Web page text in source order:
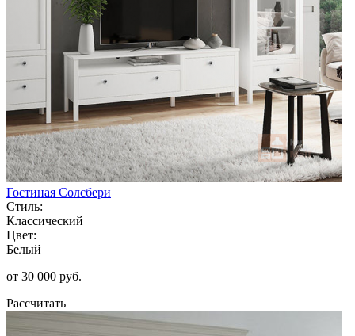
Гостиная Солсбери
Стиль:
Классический
Цвет:
Белый
от 30 000 руб.
Рассчитать